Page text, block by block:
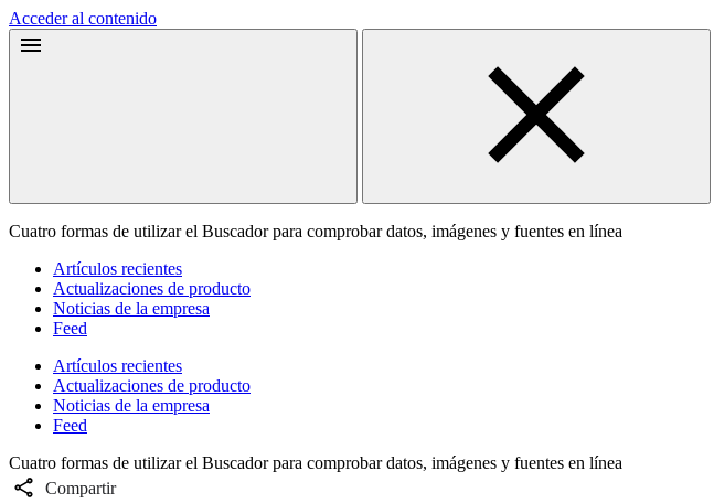
Acceder al contenido
Cuatro formas de utilizar el Buscador para comprobar datos, imágenes y fuentes en línea
Artículos recientes
Actualizaciones de producto
Noticias de la empresa
Feed
Artículos recientes
Actualizaciones de producto
Noticias de la empresa
Feed
Cuatro formas de utilizar el Buscador para comprobar datos, imágenes y fuentes en línea
Compartir